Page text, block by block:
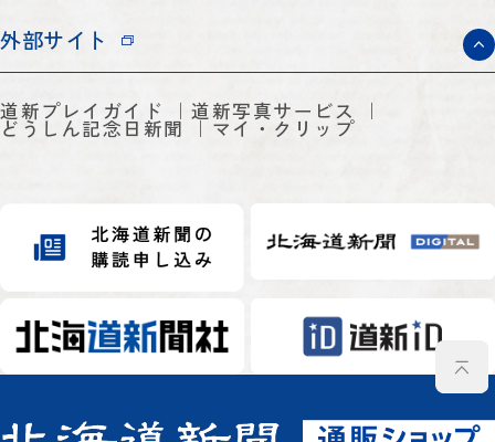
外部サイト
道新プレイガイド 道新写真サービス
どうしん記念日新聞 マイ・クリップ